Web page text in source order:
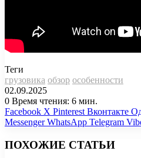
Теги
грузовика обзор особенности
02.09.2025
0 Время чтения: 6 мин.
Facebook X Pinterest Вконтакте
Messenger WhatsApp Telegram
ПОХОЖИЕ СТАТЬИ